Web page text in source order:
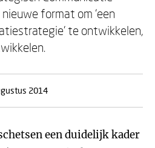
format om ‘een
te ontwikkelen,
2014
een duidelijk kader